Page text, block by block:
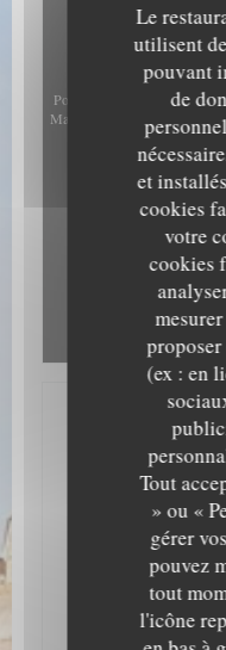
Le
utilisent
pouvant
de
et
cookies
votre
cookies
(ex : en
Tout
» ou «
gérer
pouvez
tout
l'icône
Pour afficher la carte
Map (Google). Ces cookies
ESTAMINET
LES
RAOUL
685 Route du
AUDINGHEN
Bonjour les